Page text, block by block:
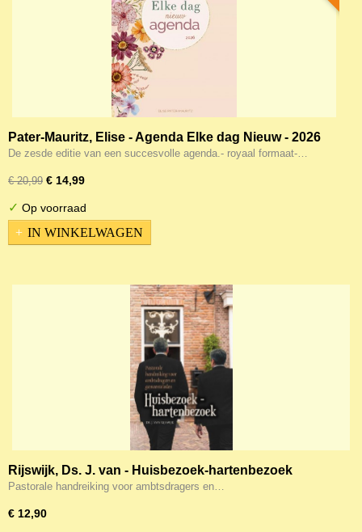
Pater-Mauritz, Elise - Agenda Elke dag Nieuw - 2026
Agenda
De zesde editie van een succesvolle agenda.- royaal formaat-…
€ 20,99 € 14,99
✓ Op voorraad
IN WINKELWAGEN
Rijswijk, Ds. J. van - Huisbezoek-hartenbezoek
Pastorale handreiking voor ambtsdragers en…
€ 12,90